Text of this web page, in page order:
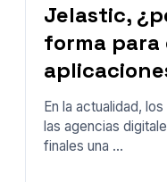
Jelastic,
forma
En la actualidad,
las agencias
finales una ...